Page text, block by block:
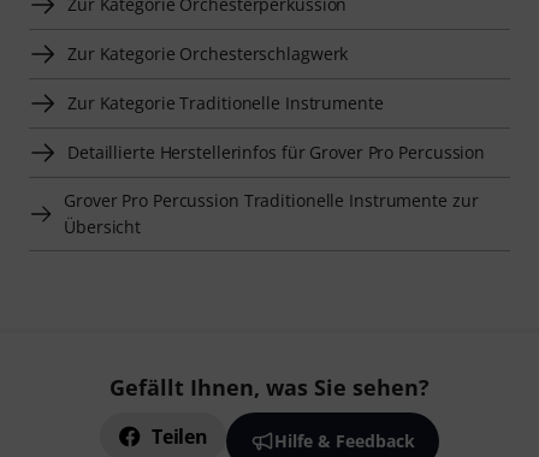
Zur Kategorie Orchesterperkussion
Zur Kategorie Orchesterschlagwerk
Zur Kategorie Traditionelle Instrumente
Detaillierte Herstellerinfos für Grover Pro Percussion
Grover Pro Percussion Traditionelle Instrumente zur
Übersicht
Gefällt Ihnen, was Sie sehen?
Teilen Hilfe & Feedback